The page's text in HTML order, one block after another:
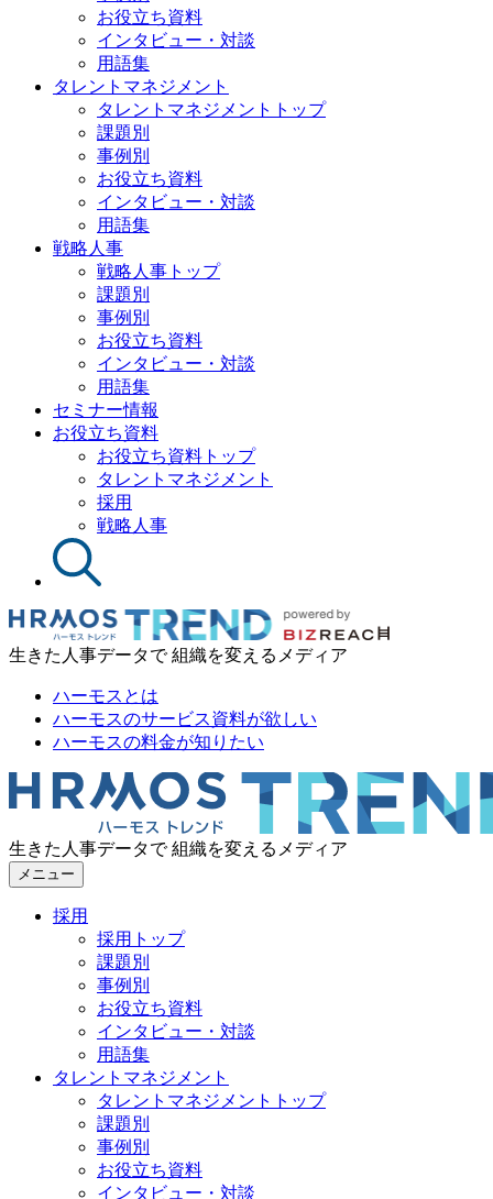
お役立ち資料
インタビュー・対談
用語集
タレントマネジメント
タレントマネジメントトップ
課題別
事例別
お役立ち資料
インタビュー・対談
用語集
戦略人事
戦略人事トップ
課題別
事例別
お役立ち資料
インタビュー・対談
用語集
セミナー情報
お役立ち資料
お役立ち資料トップ
タレントマネジメント
採用
戦略人事
生きた人事データで 組織を変えるメディア
ハーモスとは
ハーモスのサービス資料が欲しい
ハーモスの料金が知りたい
生きた人事データで 組織を変えるメディア
メニュー
採用
採用トップ
課題別
事例別
お役立ち資料
インタビュー・対談
用語集
タレントマネジメント
タレントマネジメントトップ
課題別
事例別
お役立ち資料
インタビュー・対談